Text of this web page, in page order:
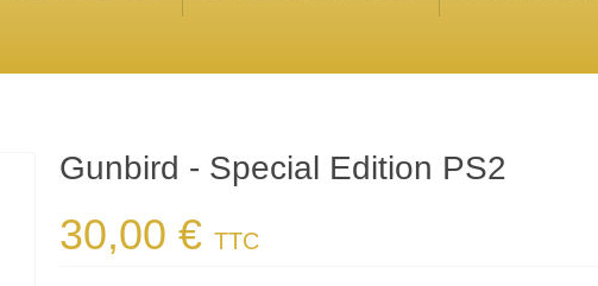
Gunbird - Special Edition PS2
30,00 €TTC